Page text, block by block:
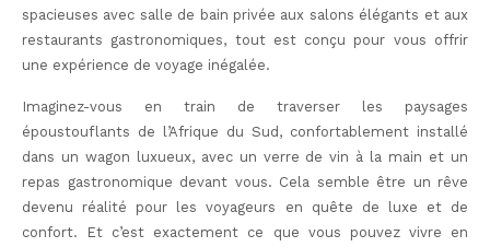
spacieuses avec salle de bain privée aux salons élégants et aux
restaurants gastronomiques, tout est conçu pour vous offrir
une expérience de voyage inégalée.
Imaginez-vous en train de traverser les paysages
époustouflants de l’Afrique du Sud, confortablement installé
dans un wagon luxueux, avec un verre de vin à la main et un
repas gastronomique devant vous. Cela semble être un rêve
devenu réalité pour les voyageurs en quête de luxe et de
confort. Et c’est exactement ce que vous pouvez vivre en